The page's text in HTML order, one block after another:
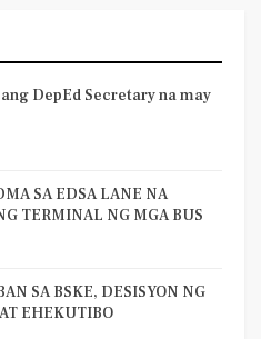
DepEd Secretary na may
SA EDSA LANE NA
TERMINAL NG MGA BUS
SA BSKE, DESISYON NG
EHEKUTIBO